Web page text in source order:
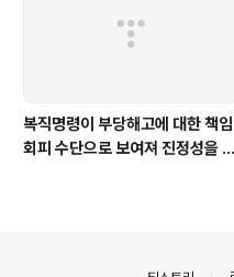
서울북부지법 2021가소38058
복직명령이 부당해고에 대한 책임
회피 수단으로 보여져 진정성을 인